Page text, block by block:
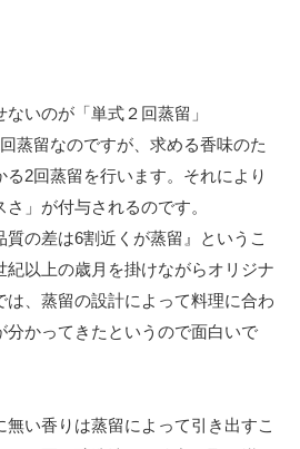
いのが「単式２回蒸留」
蒸留なのですが、求める香味のた
2回蒸留を行います。それにより
さ」が付与されるのです。
の差は6割近くが蒸留』というこ
紀以上の歳月を掛けながらオリジナ
は、蒸留の設計によって料理に合わ
分かってきたというので面白いで
い香りは蒸留によって引き出すこ